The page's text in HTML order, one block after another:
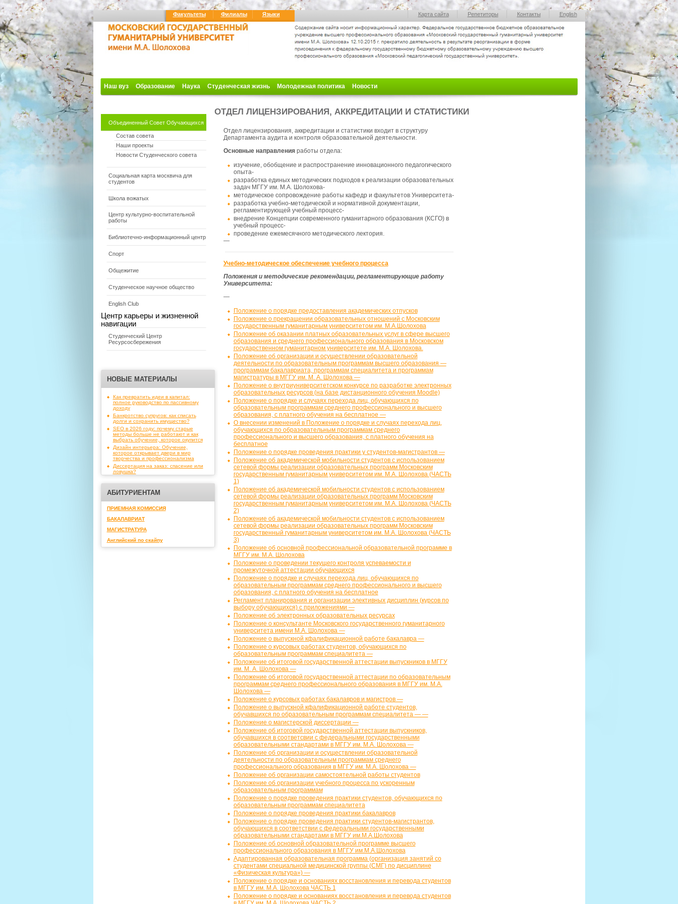
Факультеты Филиалы Языки Карта сайта Репетиторы Контакты English
Наш вуз Образование Наука Студенческая жизнь Молодежная политика Новости
Объединенный Совет Обучающихся
Состав совета
Наши проекты
Новости Студенческого совета
Социальная карта москвича для
студентов
Школа вожатых
Центр культурно-воспитательной
работы
Библиотечно-информационный центр
Спорт
Общежитие
Студенческое научное общество
English Club
Центр карьеры и жизненной
навигации
Студенческий Центр
Ресурсосбережения
НОВЫЕ МАТЕРИАЛЫ
Как превратить идеи в капитал:
полное руководство по пассивному
доходу
Банкротство супругов: как списать
долги и сохранить имущество?
SEO в 2026 году: почему старые
методы больше не работают и как
выбрать обучение, которое окупится
Дизайн интерьера: Обучение,
которое открывает двери в мир
творчества и профессионализма
Диссертация на заказ: спасение или
ловушка?
АБИТУРИЕНТАМ
ПРИЕМНАЯ КОМИССИЯ
БАКАЛАВРИАТ
МАГИСТРАТУРА
Английский по скайпу
ОТДЕЛ ЛИЦЕНЗИРОВАНИЯ, АККРЕДИТАЦИИ И СТАТИСТИКИ
Отдел лицензирования, аккредитации и статистики входит в структуру
Департамента аудита и контроля образовательной деятельности.
Основные направленияработы отдела:
изучение, обобщение и распространение инновационного педагогического
опыта-
разработка единых методических подходов к реализации образовательных
задач МГГУ им. М.А. Шолохова-
методическое сопровождение работы кафедр и факультетов Университета-
разработка учебно-методической и нормативной документации,
регламентирующей учебный процесс-
внедрение Концепции современного гуманитарного образования (КСГО) в
учебный процесс-
проведение ежемесячного методического лектория.
—
Учебно-методическое обеспечение учебного процесса
Положения и методические рекомендации, регламентирующие работу
Университета:
—
Положение о порядке предоставления академических отпусков
Положение о прекращении образовательных отношений с Московским
государственным гуманитарным университетом им. М.А.Шолохова
Положение об оказании платных образовательных услуг в сфере высшего
образования и среднего профессионального образования в Московском
государственном гуманитарном университете им. М.А. Шолохова.
Положение об организации и осуществлении образовательной
деятельности по образовательным программам высшего образования —
программам бакалавриата, программам специалитета и программам
магистратуры в МГГУ им. М. А. Шолохова —
Положение о внутриуниверситетском конкурсе по разработке электронных
образовательных ресурсов (на базе дистанционного обучения Moodle)
Положение о порядке и случаях перехода лиц, обучающихся по
образовательным программам среднего профессионального и высшего
образования, с платного обучения на бесплатное —
О внесении изменений в Положение о порядке и случаях перехода лиц,
обучающихся по образовательным программам среднего
профессионального и высшего образования, с платного обучения на
бесплатное
Положение о порядке проведения практики у студентов-магистрантов —
Положение об академической мобильности студентов с использованием
сетевой формы реализации образовательных программ Московским
государственным гуманитарным университетом им. М.А. Шолохова (ЧАСТЬ
1)
Положение об академической мобильности студентов с использованием
сетевой формы реализации образовательных программ Московским
государственным гуманитарным университетом им. М.А. Шолохова (ЧАСТЬ
2)
Положение об академической мобильности студентов с использованием
сетевой формы реализации образовательных программ Московским
государственный гуманитарным университетом им. М.А. Шолохова (ЧАСТЬ
3)
Положение об основной профессиональной образовательной программе в
МГГУ им. М.А. Шолохова
Положение о проведении текущего контроля успеваемости и
промежуточной аттестации обучающихся
Положение о порядке и случаях перехода лиц, обучающихся по
образовательным программам среднего профессионального и высшего
образования, с платного обучения на бесплатное
Регламент планирования и организации элективных дисциплин (курсов по
выбору обучающихся) с приложениями —
Положение об электронных образовательных ресурсах
Положение о консультанте Московского государственного гуманитарного
университета имени М.А. Шолохова —
Положение о выпускной кфалификационной работе бакалавра —
Положение о курсовых работах студентов, обучающихся по
образовательным программам специалитета —
Положение об итоговой государственной аттестации выпускников в МГГУ
им. М. А. Шолохова —
Положение об итоговой государственной аттестации по образовательным
программам среднего профессионального образования в МГГУ им. М.А.
Шолохова —
Положение о курсовых работах бакалавров и магистров —
Положение о выпускной кфалификационной работе студентов,
обучавшихся по образовательным программам специалитета — —
Положение о магистерской диссертации —
Положение об итоговой государственной аттестации выпускников,
обучавшихся в соответсвии с федеральными государственными
образовательными стандартами в МГГУ им. М.А. Шолохова —
Положение об организации и осуществлении образовательной
деятельности по образовательным программам среднего
профессионального образования в МГГУ им. М.А. Шолохова —
Положение об организации самостоятельной работы студентов
Положение об организации учебного процесса по ускоренным
образовательным программам
Положение о порядке проведения практики студентов, обучающихся по
образовательным программам специалитета
Положение о порядке проведения практики бакалавров
Положение о порядке проведения практики студентов-магистрантов,
обучающихся в соответствии с федеральными государственными
образовательными стандартами в МГГУ им.М.А.Шолохова
Положение об основной образовательной программе высшего
профессионального образования в МГГУ им.М.А.Шолохова
Адаптированная образовательная программа (организация занятий со
студентами специальной медицинской группы (СМГ) по дисциплине
«Физическая культура») —
Положение о порядке и основаниях восстановления и перевода студентов
в МГГУ им. М.А. Шолохова ЧАСТЬ 1
Положение о порядке и основаниях восстановления и перевода студентов